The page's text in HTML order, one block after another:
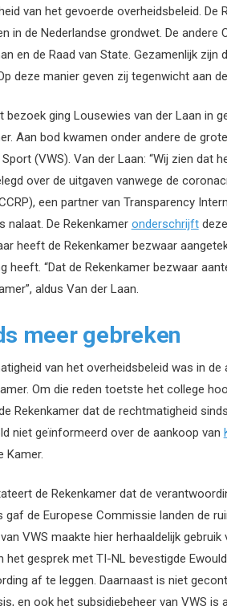
van het gevoerde overheidsbeleid. De
in de Nederlandse grondwet. De andere
en de Raad van State. Gezamenlijk
deze manier geven zij tegenwicht aan
bezoek ging Lousewies van der Laan in
Aan bod kwamen onder andere de
(VWS). Van der Laan: “Wij zien dat
over de uitgaven vanwege de
een partner van Transparency
nalaat. De Rekenkamer onderschrijft
heeft de Rekenkamer bezwaar
heeft. “Dat de Rekenkamer bezwaar
aldus Van der Laan.
meer gebreken
van het overheidsbeleid was in
Om die reden toetste het college
Rekenkamer dat de rechtmatigheid
niet geïnformeerd over de aankoop van
Kamer.
de Rekenkamer dat de
gaf de Europese Commissie landen de
VWS maakte hier herhaaldelijk
het gesprek met TI-NL bevestigde
af te leggen. Daarnaast is niet
en ook het subsidiebeheer van VWS